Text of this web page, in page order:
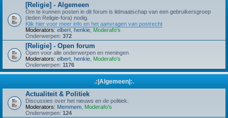
[Religie] - Algemeen
Om te kunnen posten in dit forum is lidmaatschap van een gebruikersgroep
(leden Religie-fora) nodig.
Klik hier voor meer info en het aanvragen van postrecht
Moderators: elbert henkie Moderafo's
Onderwerpen: 372
[Religie] - Open forum
Open voor alle onderwerpen en meningen
Moderators: elbert henkie Moderafo's
Onderwerpen: 1176
.:|Algemeen|:.
Actualiteit & Politiek
Discussies over het nieuws en de politiek.
Moderators: Memmem Moderafo's
Onderwerpen: 124